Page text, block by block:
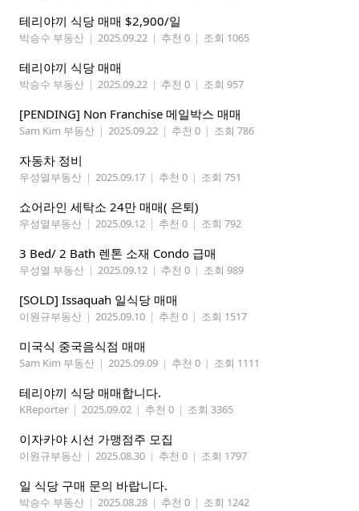
테리야끼 식당 매매 $2,900/일
박승수 부동산 | 2025.09.22 | 추천 0 | 조회 1065
테리야끼 식당 매매
박승수 부동산 | 2025.09.22 | 추천 0 | 조회 957
[PENDING] Non Franchise 메일박스 매매
Sam Kim 부동산 | 2025.09.22 | 추천 0 | 조회 786
자동차 정비
우성열부동산 | 2025.09.17 | 추천 0 | 조회 751
쇼어라인 세탁소 24만 매매( 은퇴)
우성열부동산 | 2025.09.12 | 추천 0 | 조회 792
3 Bed/ 2 Bath 렌톤 소재 Condo 급매
우성열 부동산 | 2025.09.12 | 추천 0 | 조회 989
[SOLD] Issaquah 일식당 매매
이원규부동산 | 2025.09.10 | 추천 0 | 조회 1517
미국식 중국음식점 매매
Sam Kim 부동산 | 2025.09.09 | 추천 0 | 조회 1111
테리야끼 식당 매매합니다.
KReporter | 2025.09.02 | 추천 0 | 조회 3365
이자카야 시선 가맹점주 모집
이원규부동산 | 2025.08.30 | 추천 0 | 조회 1797
일 식당 구매 문의 바랍니다.
박승수 부동산 | 2025.08.28 | 추천 0 | 조회 1242